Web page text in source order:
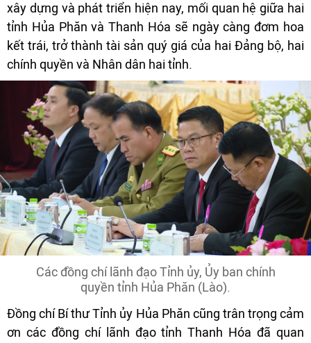
xây dựng và phát triển hiện nay, mối quan hệ giữa hai
tỉnh Hủa Phăn và Thanh Hóa sẽ ngày càng đơm hoa
kết trái, trở thành tài sản quý giá của hai Đảng bộ, hai
chính quyền và Nhân dân hai tỉnh.
Các đồng chí lãnh đạo Tỉnh ủy, Ủy ban chính
quyền tỉnh Hủa Phăn (Lào).
Đồng chí Bí thư Tỉnh ủy Hủa Phăn cũng trân trọng cảm
ơn các đồng chí lãnh đạo tỉnh Thanh Hóa đã quan